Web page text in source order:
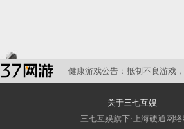
健康游戏公告： 抵制不良游戏
关于三七互娱
三七互娱旗下·上海硬通网